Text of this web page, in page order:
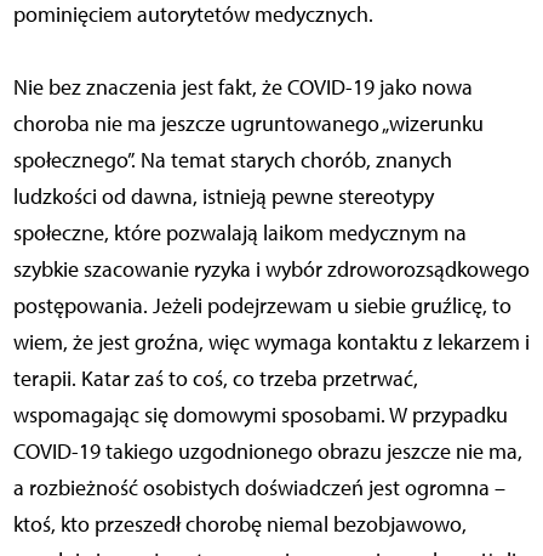
pominięciem autorytetów medycznych.
Nie bez znaczenia jest fakt, że COVID-19 jako nowa
choroba nie ma jeszcze ugruntowanego „wizerunku
społecznego”. Na temat starych chorób, znanych
ludzkości od dawna, istnieją pewne stereotypy
społeczne, które pozwalają laikom medycznym na
szybkie szacowanie ryzyka i wybór zdroworozsądkowego
postępowania. Jeżeli podejrzewam u siebie gruźlicę, to
wiem, że jest groźna, więc wymaga kontaktu z lekarzem i
terapii. Katar zaś to coś, co trzeba przetrwać,
wspomagając się domowymi sposobami. W przypadku
COVID-19 takiego uzgodnionego obrazu jeszcze nie ma,
a rozbieżność osobistych doświadczeń jest ogromna –
ktoś, kto przeszedł chorobę niemal bezobjawowo,